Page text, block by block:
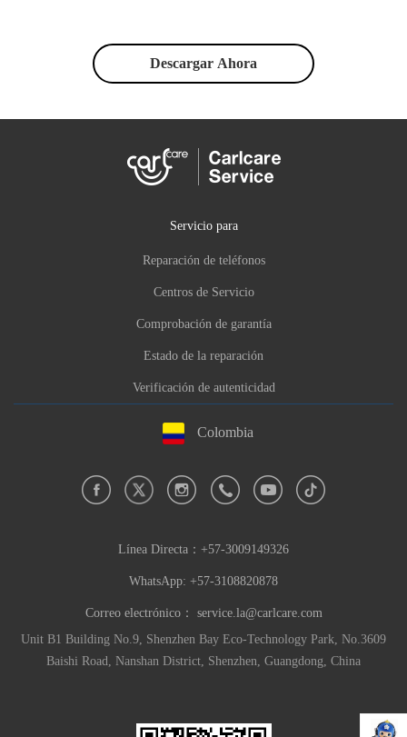
Descargar Ahora
Servicio para
Reparación de teléfonos
Centros de Servicio
Comprobación de garantía
Estado de la reparación
Verificación de autenticidad
Colombia
Línea Directa： +57-3009149326
WhatsApp: +57-3108820878
Correo electrónico： service.la@carlcare.com
Unit B1 Building No.9, Shenzhen Bay Eco-Technology Park, No.3609
Baishi Road, Nanshan District, Shenzhen, Guangdong, China